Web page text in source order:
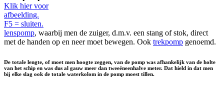
Klik hier voor
afbeelding.
F5 = sluiten.
lenspomp, waarbij men de zuiger, d.m.v. een stang of stok, direct
met de handen op en neer moet bewegen. Ook trekpomp genoemd.
De totale lengte, of moet men hoogte zeggen, van de pomp was afhankelijk van de holte
van het schip en was dus al gauw meer dan tweeëneenhalve meter. Dat hield in dat men
bij elke slag ook de totale waterkolom in de pomp moest tillen.